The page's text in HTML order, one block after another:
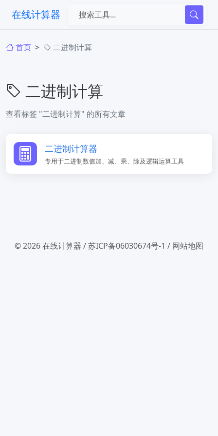
在线计算器
首页 二进制计算
二进制计算
查看标签 "二进制计算" 的所有文章
二进制计算器
专用于二进制数值加、减、乘、除及逻辑运算工具
© 2026在线计算器 /苏ICP备06030674号-1 / 网站地图